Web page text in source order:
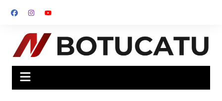
para
conteúdo